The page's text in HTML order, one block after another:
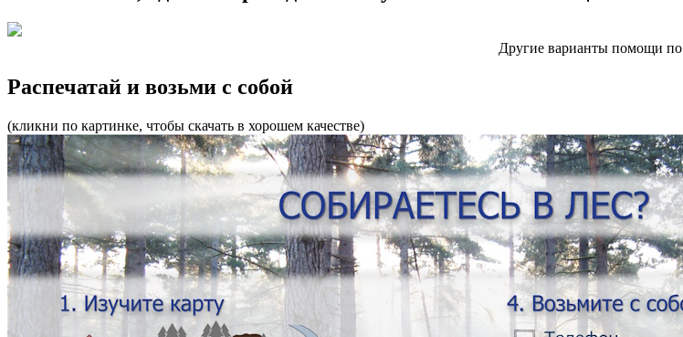
Другие варианты помощи по
Распечатай и возьми с собой
(кликни по картинке, чтобы скачать в хорошем качестве)